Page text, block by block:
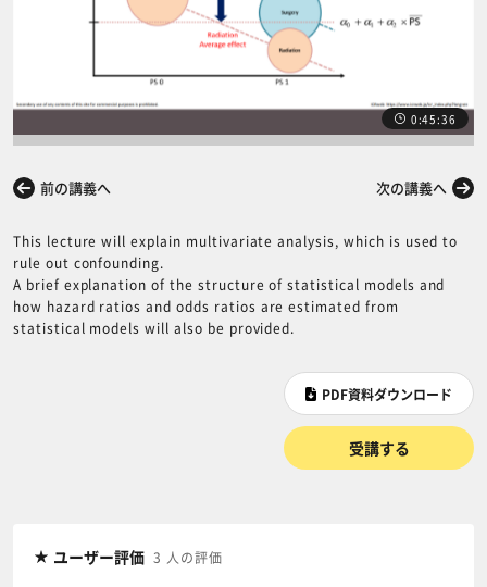
0:45:36
前の講義へ 次の講義へ
This lecture will explain multivariate analysis, which is used to
rule out confounding.
A brief explanation of the structure of statistical models and
how hazard ratios and odds ratios are estimated from
statistical models will also be provided.
PDF資料ダウンロード
受講する
ユーザー評価 3 人の評価